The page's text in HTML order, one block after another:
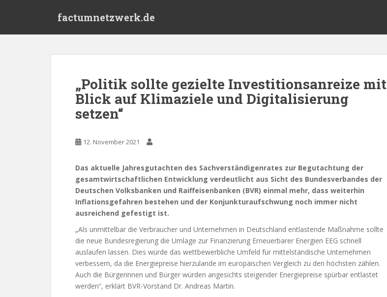
factumnetzwerk.de
„Politik sollte gezielte Investitionsanreize mit
Blick auf Klimaziele und Digitalisierung
setzen“
12. November 2021
Das aktuelle Jahresgutachten des Sachverständigenrates zur Begutachtung der
gesamtwirtschaftlichen Entwicklung verdeutlicht aus Sicht des Bundesverbandes der
Deutschen Volksbanken und Raiffeisenbanken (BVR) einmal mehr, dass weiterhin
Inflationsgefahren bestehen und der Konjunkturaufschwung noch immer nicht
ausreichend gefestigt ist.
„Als unmittelbar die Verbraucher und Unternehmen in Deutschland entlastende Maßnahme sollte
die neue Bundesregierung die Umlage zur Finanzierung Erneuerbarer Energien EEG schnell
auslaufen lassen. Dies würde das wettbewerbliche Umfeld für mittelständische Unternehmen
verbessern, da die Energiepreise hierzulande im europäischen Vergleich zu den höchsten zählen.
Auch die Bürgerinnen und Bürger würden angesichts steigender Energiepreise spürbar entlastet
werden“, erklärt BVR-Vorstand Dr. Andreas Martin.